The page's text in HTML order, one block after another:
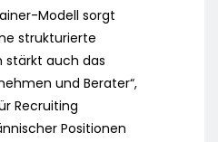
Modell sorgt
strukturierte
stärkt auch das
und Berater“,
Recruiting
Positionen